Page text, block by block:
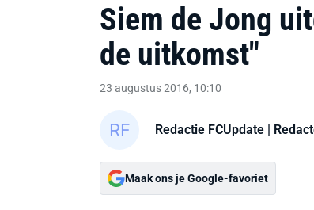
Siem de Jong
de uitkomst"
23 augustus 2016, 10:10
Redactie FCUpdate |
Maak ons je Google-favoriet